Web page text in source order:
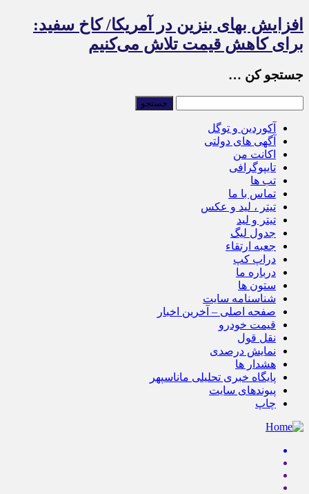
افزایش بهای بنزین در آمریکا/ کاخ سفید:
برای کاهش قیمت تلاش می‌کنیم
جستجو کن …
آکوردین و توگل
آگهی های دولتی
اکانت من
تایپوگرافی
تب ها
تماس با ما
تیتر ، لید و عکس
تیتر و لید
جدول لیگ
جعبه ارتقاء
دراپ کپ
درباره ما
ستون ها
شناسنامه سایت
صفحه اصلی – آخرین اخبار
قیمت خودرو
نقل قول
نمایش درصدی
هشدار ها
پایگاه خبری تحلیلی ماناسپهر
پیوندهای سایت
چاپ